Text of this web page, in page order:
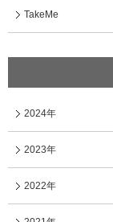
TakeMe
2024年
2023年
2022年